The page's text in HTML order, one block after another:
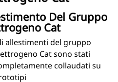
Del Gruppo
Cat
allestimenti del gruppo
Cat sono stati
collaudati su